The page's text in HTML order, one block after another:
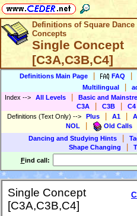
Definitions of Square Dance
Concepts
Single Concept
[C3A,C3B,C4]
Definitions Main Page FAQ
Multilingual
Index --> All Levels Basic and
C3A C3B C4
Definitions (Text Only) --> Plus A1
NOL Old Calls
Dancing and Studying Hints
Shape Changing
Find call:
Single Concept
[C3A,C3B,C4]